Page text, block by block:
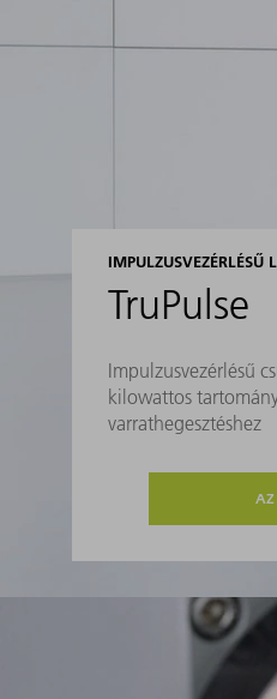
IMPULZUSVEZÉRLÉSŰ
TruPulse
Impulzusvezérlésű
kilowattos
varrathegesztéshez
AZ